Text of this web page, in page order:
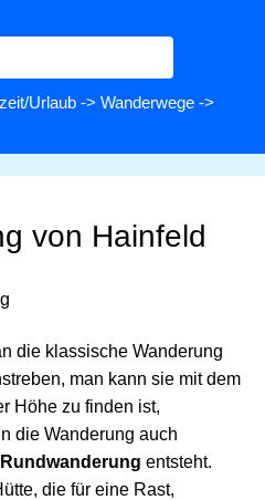
Urlaub -> Wanderwege ->
von Hainfeld
die klassische Wanderung
man kann sie mit dem
Höhe zu finden ist,
die Wanderung auch
Rundwanderung entsteht.
die für eine Rast,